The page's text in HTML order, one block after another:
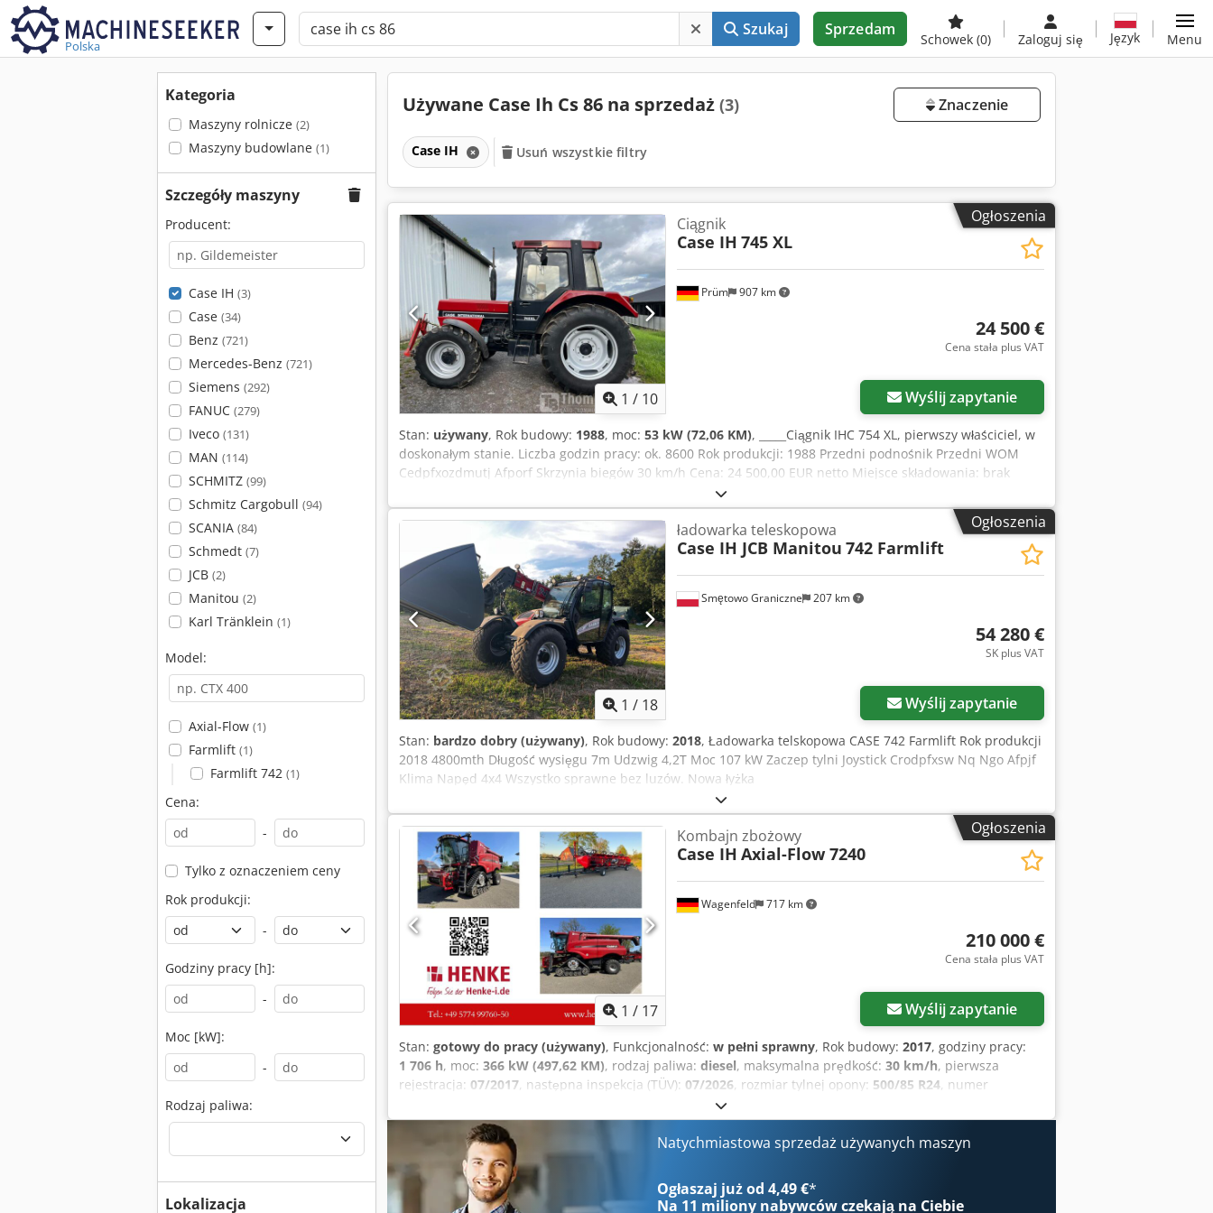
Polska
Szukaj Sprzedam
Schowek (0) Zaloguj się Język Menu
Kategoria
Maszyny rolnicze (2)
Maszyny budowlane (1)
Szczegóły maszyny
Producent:
Case IH (3)
Case (34)
Benz (721)
Mercedes-Benz (721)
Siemens (292)
FANUC (279)
Iveco (131)
MAN (114)
SCHMITZ (99)
Schmitz Cargobull (94)
SCANIA (84)
Schmedt (7)
JCB (2)
Manitou (2)
Karl Tränklein (1)
Model:
Axial-Flow (1)
Farmlift (1)
Farmlift 742 (1)
Cena:
-
Tylko z oznaczeniem ceny
Rok produkcji:
-
Godziny pracy [h]:
-
Moc [kW]:
-
Rodzaj paliwa:
Lokalizacja
Używane Case Ih Cs 86 na sprzedaż (3) Znaczenie
Case IH Usuń wszystkie filtry
Ogłoszenia
1 / 10
Prüm 907 km
Ciągnik
Case IH 745 XL
24 500 €
Cena stała plus VAT
Wyślij zapytanie
Stan: używany, Rok budowy: 1988, moc: 53 kW (72,06 KM), _____Ciągnik IHC 754 XL, pierwszy właściciel, w
doskonałym stanie. Liczba godzin pracy: ok. 8600 Rok produkcji: 1988 Przedni podnośnik Przedni WOM
Cedpfxozdmutj Afporf Skrzynia biegów 30 km/h Cena: 24 500,00 EUR netto Miejsce składowania: brak
Ogłoszenia
1 / 18
Smętowo Graniczne 207 km
ładowarka teleskopowa
Case IH JCB Manitou 742 Farmlift
54 280 €
SK plus VAT
Wyślij zapytanie
Stan: bardzo dobry (używany), Rok budowy: 2018, Ładowarka telskopowa CASE 742 Farmlift Rok produkcji
2018 4800mth Długość wysięgu 7m Udzwig 4,2T Moc 107 kW Zaczep tylni Joystick Crodpfxsw Nq Ngo Afpjf
Klima Napęd 4x4 Wszystko sprawne bez luzów. Nowa łyżka
Ogłoszenia
1 / 17
Wagenfeld 717 km
Kombajn zbożowy
Case IH Axial-Flow 7240
210 000 €
Cena stała plus VAT
Wyślij zapytanie
Stan: gotowy do pracy (używany), Funkcjonalność: w pełni sprawny, Rok budowy: 2017, godziny pracy:
1 706 h, moc: 366 kW (497,62 KM), rodzaj paliwa: diesel, maksymalna prędkość: 30 km/h, pierwsza
rejestracja: 07/2017, następna inspekcja (TÜV): 07/2026, rozmiar tylnej opony: 500/85 R24, numer
kabina, klimatyzacja, oświetlenie, przystawka do rzepaku,
zaczep do przyczepy, Na zlecenie uprawnionego oferujemy na sprzedaż następujący używany artykuł:
Kombajn zbożowy Case-IH AF 7240 ze ST-rotorem Numer podwozia: YHG233775 Podłużny ST-rotor Wersja
30 km/h Silnik 6-cylindrowy Moc: 366 kW (497 KM) Koła przednie: gąsienicowy układ jezdny amortyzowany
610 mm Koła tylne: 500/85 R24 Pakiet reflektorów roboczych HID AC FAN – automatyczna regulacja
prędkości dmuchawy Regulowana końcówka wyrzutnika Wentylator poprzeczny Cross-Flow Hydrauliczny
Natychmiastowa sprzedaż używanych maszyn
Ogłaszaj już od 4,49 €*
Na 11 miliony nabywcówczekają na Ciebie